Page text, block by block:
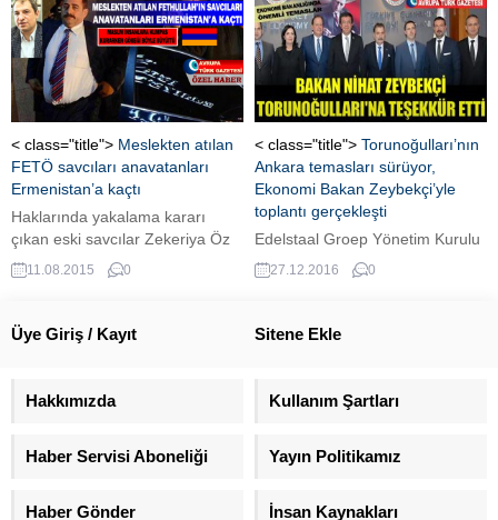
Yürükel, AVRUPA TÜRK
GAZETESİ'ne verdiği söyleşide
tüyler ürperten tespitlerde
bulunarak, Avrupalı Türklerin
önümüzdeki dönemde daha çok
Fethullahçı Terör Örgütü'nün
(FETÖ) hedefinde olacaklarını
anlattı.
< class="title"> Meslekten atılan
FETÖ savcıları anavatanları
Ermenistan’a kaçtı
Haklarında yakalama kararı
çıkan eski savcılar Zekeriya Öz
ve Celal Kara'nın evvelki gün
gece Gürcistan üzerinden
11.08.2015 0
< class="title"> Torunoğulları’nın
Ankara temasları sürüyor,
Ekonomi Bakan Zeybekçi’yle
toplantı gerçekleşti
Edelstaal Groep Yönetim Kurulu
Başkanı Turgut Torunoğulları'nın
önderliğinde, Türkiye ile iş yapan
olan Hollanda-Türk İş
Ekonomi Bakanı Nihat Zeybekçi
27.12.2016 0
Üye Giriş / Kayıt Sitene Ekle
Hakkımızda Kullanım Şartları
Haber Servisi Aboneliği Yayın Politikamız
Haber Gönder İnsan Kaynakları